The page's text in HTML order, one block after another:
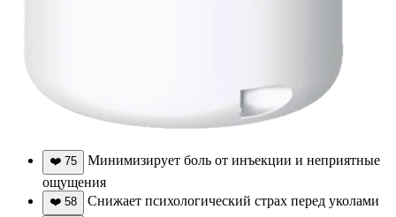
❤️ 75
Минимизирует боль от инъекции и неприятные
ощущения
❤️ 58 Снижает психологический страх перед уколами